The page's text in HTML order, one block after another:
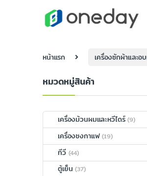
หน้าแรก เครื่องซักผ้าและอ
หมวดหมู่สินค้า
เครื่องม้วนผมและหวีไดร์ (9)
เครื่องชงกาแฟ (19)
ทีวี (44)
ตู้เย็น (37)